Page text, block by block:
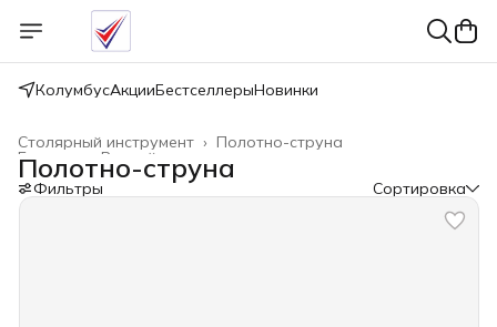
КолумбусАкцииБестселлерыНовинки
Полотно-струна
Столярный инструмент ›
Ручной инструмент
Главная
Полотно-струна
Фильтры Сортировка